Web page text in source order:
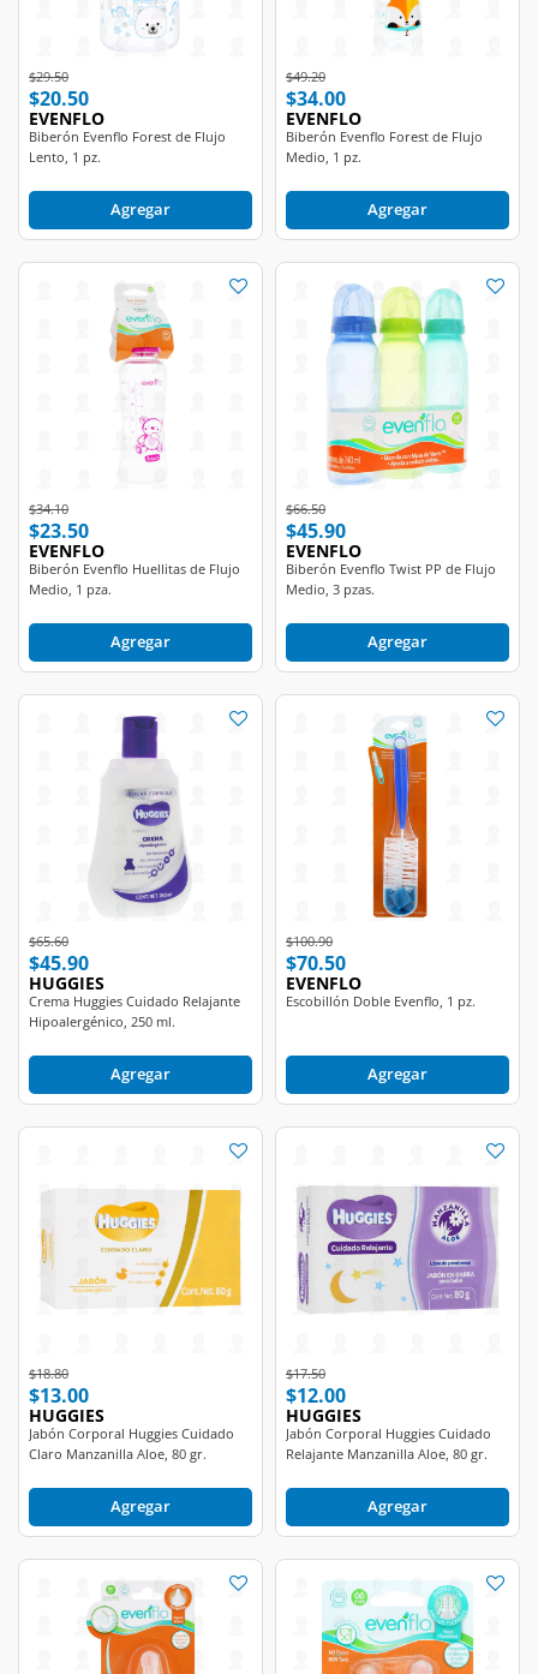
Price reduced from
$29.50to
$20.50
EVENFLO
Biberón Evenflo Forest de Flujo
Lento, 1 pz.
Agregar
Price reduced from
$49.20to
$34.00
EVENFLO
Biberón Evenflo Forest de Flujo
Medio, 1 pz.
Agregar
Price reduced from
$34.10to
$23.50
EVENFLO
Biberón Evenflo Huellitas de Flujo
Medio, 1 pza.
Agregar
Price reduced from
$66.50to
$45.90
EVENFLO
Biberón Evenflo Twist PP de Flujo
Medio, 3 pzas.
Agregar
Price reduced from
$65.60to
$45.90
HUGGIES
Crema Huggies Cuidado Relajante
Hipoalergénico, 250 ml.
Agregar
Price reduced from
$100.90to
$70.50
EVENFLO
Escobillón Doble Evenflo, 1 pz.
Agregar
Price reduced from
$18.80to
$13.00
HUGGIES
Jabón Corporal Huggies Cuidado
Claro Manzanilla Aloe, 80 gr.
Agregar
Price reduced from
$17.50to
$12.00
HUGGIES
Jabón Corporal Huggies Cuidado
Relajante Manzanilla Aloe, 80 gr.
Agregar